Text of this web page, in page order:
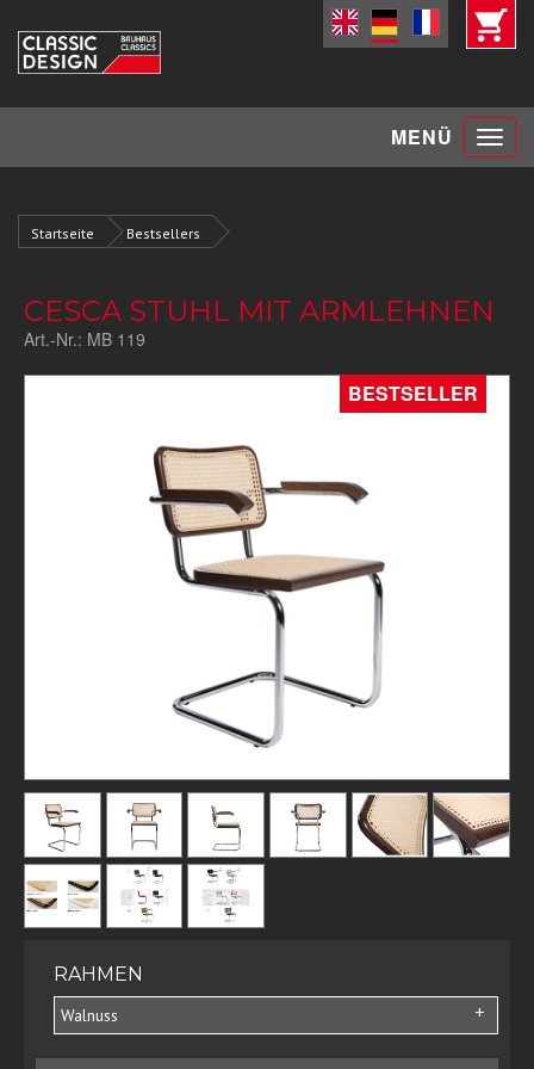
MENÜ Toggle
Startseite Bestsellers
CESCA STUHL MIT ARMLEHNEN
Art.-Nr.: MB 119
BESTSELLER
RAHMEN
Walnuss